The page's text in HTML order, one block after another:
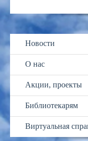
Новости
О нас
Акции, проекты
Библиотекарям
Виртуальная